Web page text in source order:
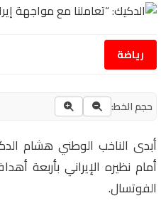
رياضة
حجم الخط:
أبدى الناخب الوطني هشام
أمام نظيره الإيراني بأربعة
الفوتسال.